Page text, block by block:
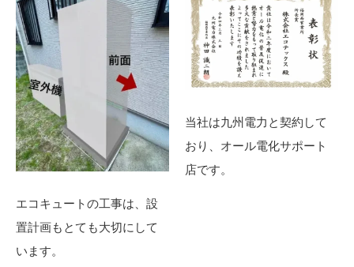
エコキュートの工事は、設
置計画もとても大切にして
います。
当社は九州電力と契約して
おり、オール電化サポート
店です。